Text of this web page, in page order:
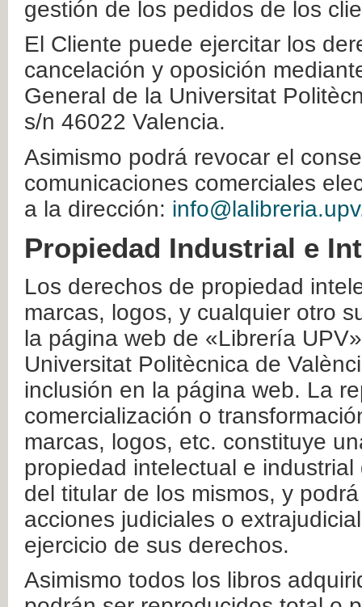
gestión de los pedidos de los
El Cliente puede ejercitar los
cancelación y oposición
General de la Universitat
s/n 46022 Valencia.
Asimismo podrá revocar el
comunicaciones comerciales
a la dirección:
Propiedad Industrial e
Los derechos de propiedad
marcas, logos, y cualquier otro
la página web de «Librería
Universitat Politècnica de
inclusión en la página web. La
comercialización o
marcas, logos, etc. constituye
propiedad intelectual e
del titular de los mismos, y
acciones judiciales o
ejercicio de sus derechos.
Asimismo todos los libros